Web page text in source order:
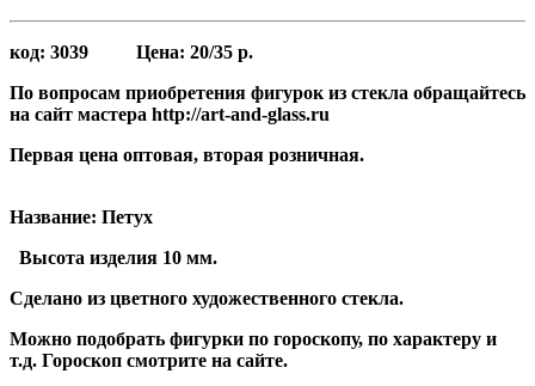
код: 3039 Цена: 20/35 р.
По вопросам приобретения фигурок из стекла обращайтесь
на сайт мастера http://art-and-glass.ru
Первая цена оптовая, вторая розничная.
Название: Петух
Высота изделия 10 мм.
Сделано из цветного художественного стекла.
Можно подобрать фигурки по гороскопу, по характеру и
т.д. Гороскоп смотрите на сайте.